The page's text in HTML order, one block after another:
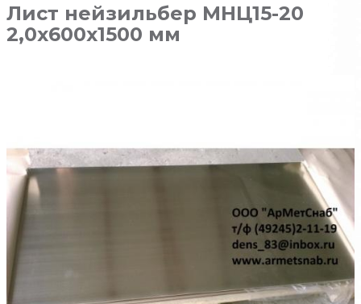
Лист нейзильбер МНЦ15-20
2,0х600х1500 мм